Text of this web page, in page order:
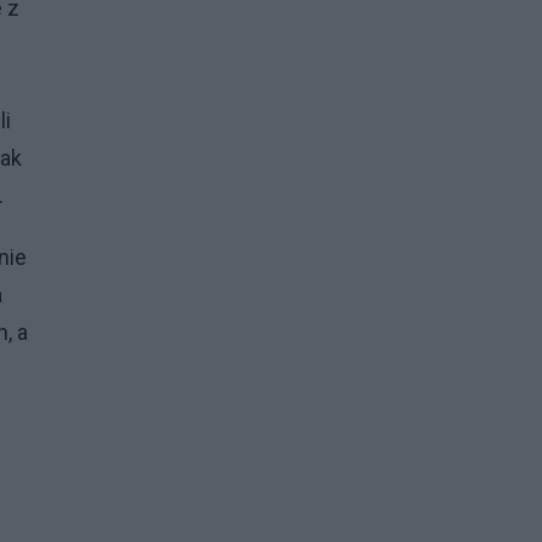
z
a